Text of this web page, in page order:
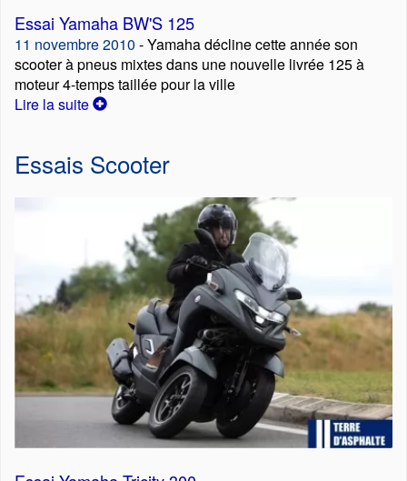
Essai Yamaha BW'S 125
11 novembre 2010 - Yamaha décline cette année son
scooter à pneus mixtes dans une nouvelle livrée 125 à
moteur 4-temps taillée pour la ville
Lire la suite
Essais Scooter